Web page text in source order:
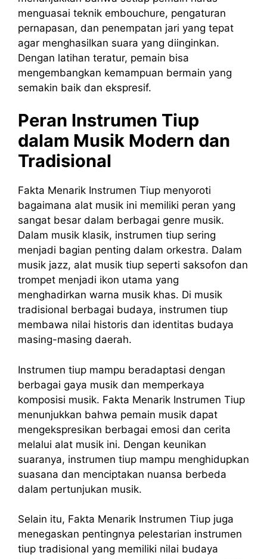
menguasai teknik embouchure, pengaturan
pernapasan, dan penempatan jari yang tepat
agar menghasilkan suara yang diinginkan.
Dengan latihan teratur, pemain bisa
mengembangkan kemampuan bermain yang
semakin baik dan ekspresif.
Peran Instrumen Tiup
dalam Musik Modern dan
Tradisional
Fakta Menarik Instrumen Tiup menyoroti
bagaimana alat musik ini memiliki peran yang
sangat besar dalam berbagai genre musik.
Dalam musik klasik, instrumen tiup sering
menjadi bagian penting dalam orkestra. Dalam
musik jazz, alat musik tiup seperti saksofon dan
trompet menjadi ikon utama yang
menghadirkan warna musik khas. Di musik
tradisional berbagai budaya, instrumen tiup
membawa nilai historis dan identitas budaya
masing-masing daerah.
Instrumen tiup mampu beradaptasi dengan
berbagai gaya musik dan memperkaya
komposisi musik. Fakta Menarik Instrumen Tiup
menunjukkan bahwa pemain musik dapat
mengekspresikan berbagai emosi dan cerita
melalui alat musik ini. Dengan keunikan
suaranya, instrumen tiup mampu menghidupkan
suasana dan menciptakan nuansa berbeda
dalam pertunjukan musik.
Selain itu, Fakta Menarik Instrumen Tiup juga
menegaskan pentingnya pelestarian instrumen
tiup tradisional yang memiliki nilai budaya